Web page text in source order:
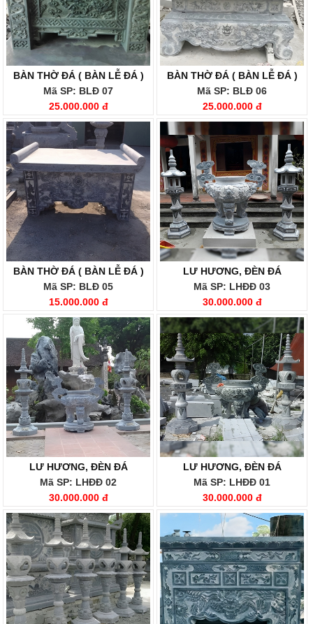
BÀN THỜ ĐÁ ( BÀN LỄ ĐÁ )
Mã SP: BLĐ 07
25.000.000 đ
BÀN THỜ ĐÁ ( BÀN LỄ ĐÁ )
Mã SP: BLĐ 06
25.000.000 đ
BÀN THỜ ĐÁ ( BÀN LỄ ĐÁ )
Mã SP: BLĐ 05
15.000.000 đ
LƯ HƯƠNG, ĐÈN ĐÁ
Mã SP: LHĐĐ 03
30.000.000 đ
LƯ HƯƠNG, ĐÈN ĐÁ
Mã SP: LHĐĐ 02
30.000.000 đ
LƯ HƯƠNG, ĐÈN ĐÁ
Mã SP: LHĐĐ 01
30.000.000 đ